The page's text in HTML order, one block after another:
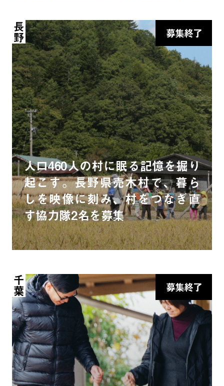
募集終了
長野
人口460人の村に眠る記憶を掘り
起こす。長野県売木村で、暮ら
しを映像に刻み、村をつなぎ直
す協力隊2名を募集
募集終了
千葉